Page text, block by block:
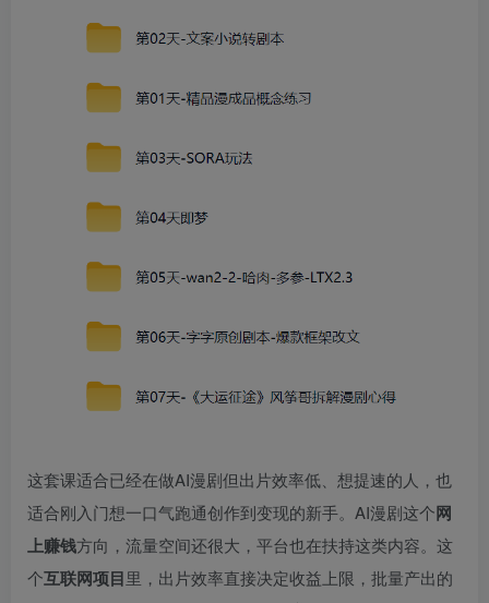
这套课适合已经在做AI漫剧但出片效率低、想提速的人，也
适合刚入门想一口气跑通创作到变现的新手。AI漫剧这个网
上赚钱方向，流量空间还很大，平台也在扶持这类内容。这
个互联网项目里，出片效率直接决定收益上限，批量产出的